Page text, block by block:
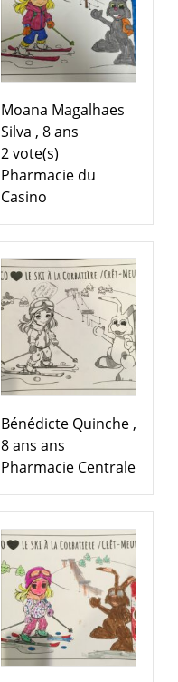
Moana Magalhaes
Silva , 8 ans
2 vote(s)
Pharmacie du
Casino
Bénédicte Quinche ,
8 ans ans
Pharmacie Centrale